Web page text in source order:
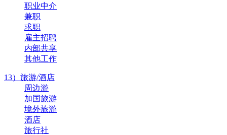
职业中介
兼职
求职
雇主招聘
内部共享
其他工作
13）旅游/酒店
周边游
加国旅游
境外旅游
酒店
旅行社